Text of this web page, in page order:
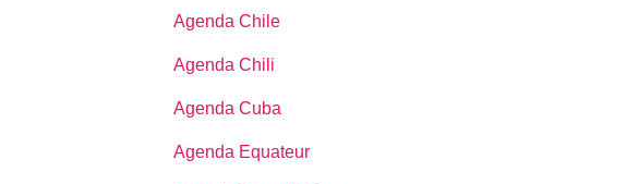
Agenda Chile
Agenda Chili
Agenda Cuba
Agenda Equateur